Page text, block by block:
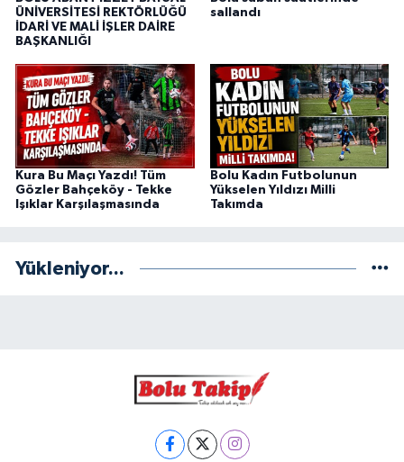
ÜNİVERSİTESİ REKTÖRLÜĞÜ
İDARİ VE MALİ İŞLER DAİRE
BAŞKANLIĞI
sallandı
Kura Bu Maçı Yazdı! Tüm
Gözler Bahçeköy - Tekke
Işıklar Karşılaşmasında
Bolu Kadın Futbolunun
Yükselen Yıldızı Milli
Takımda
Yükleniyor...